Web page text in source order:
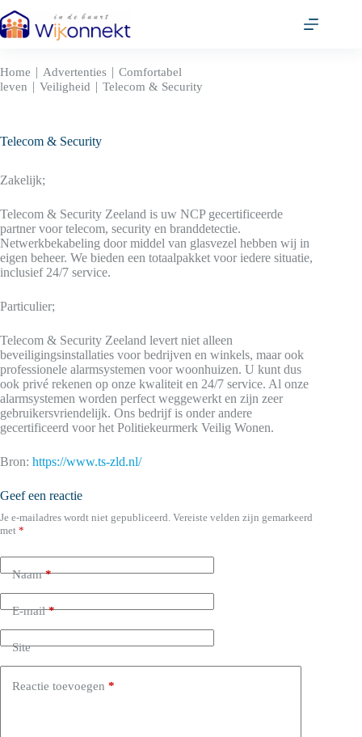
naar
de
Home | Advertenties | Comfortabel
leven | Veiligheid | Telecom & Security
Telecom & Security
Zakelijk;
Telecom & Security Zeeland is uw NCP gecertificeerde
partner voor telecom, security en branddetectie.
Netwerkbekabeling door middel van glasvezel hebben wij in
eigen beheer. We bieden een totaalpakket voor iedere situatie,
inclusief 24/7 service.
Particulier;
Telecom & Security Zeeland levert niet alleen
beveiligingsinstallaties voor bedrijven en winkels, maar ook
professionele alarmsystemen voor woonhuizen. U kunt dus
ook privé rekenen op onze kwaliteit en 24/7 service. Al onze
alarmsystemen worden perfect weggewerkt en zijn zeer
gebruikersvriendelijk. Ons bedrijf is onder andere
gecertificeerd voor het Politiekeurmerk Veilig Wonen.
Bron: https://www.ts-zld.nl/
Geef een reactie
Je e-mailadres wordt niet gepubliceerd. Vereiste velden zijn gemarkeerd
met *
Naam*
E-mail*
Site
Reactie toevoegen *